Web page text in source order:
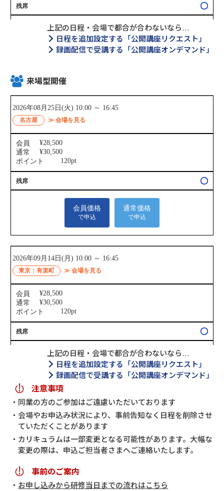
上記の日程・会場で都合が合わないなら…
日程を追加設定する「公開講座リクエスト」
録画配信で受講する「公開講座オンデマンド」
来場型開催
上記の日程・会場で都合が合わないなら…
日程を追加設定する「公開講座リクエスト」
録画配信で受講する「公開講座オンデマンド」
注意事項
同業の方のご参加はご遠慮いただいております
会場やお申込み状況により、事前告知なく日程を削除させ
ていただくことがあります
カリキュラムは一部変更となる可能性があります。大幅な
変更の際は、申込ご担当者さまへご連絡いたします。
事前のご案内
お申し込みから研修当日までの流れはこちら